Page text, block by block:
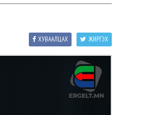
ЖИРГЭХ
ХУВААЛЦАХ